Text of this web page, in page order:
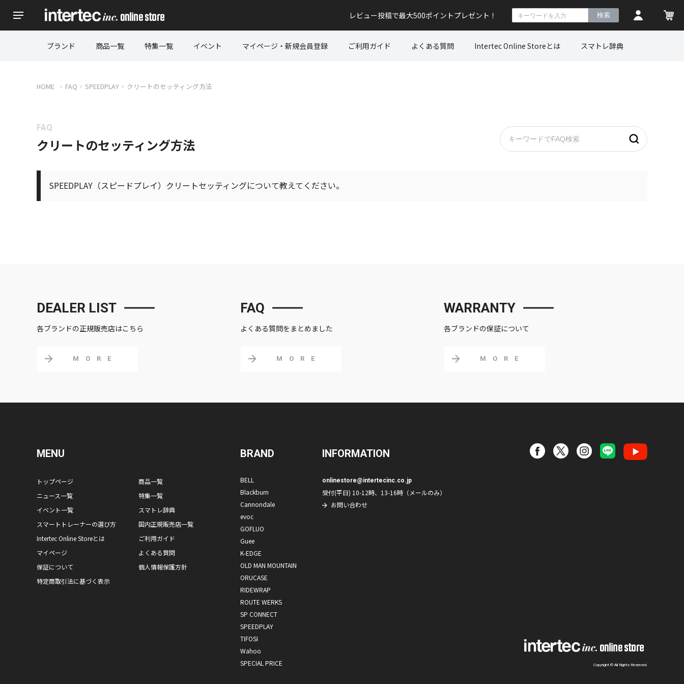
レビュー投稿で最大500ポイントプレゼント！
ブランド 商品一覧 特集一覧 イベント マイページ・新規会員登録 ご利用ガイド よくある質問 Intertec Online Storeとは スマトレ辞典
HOME FAQ SPEEDPLAY クリートのセッティング方法
FAQ
クリートのセッティング方法
SPEEDPLAY（スピードプレイ）クリートセッティングについて教えてください。
DEALER LIST
各ブランドの正規販売店はこちら
MORE
FAQ
よくある質問をまとめました
MORE
WARRANTY
各ブランドの保証について
MORE
MENU
トップページ
商品一覧
ニュース一覧
特集一覧
イベント一覧
スマトレ辞典
スマートトレーナーの選び方
国内正規販売店一覧
Intertec Online Storeとは
ご利用ガイド
マイページ
よくある質問
保証について
個人情報保護方針
特定商取引法に基づく表示
BRAND
BELL
Blackburn
Cannondale
evoc
GOFLUO
Guee
K-EDGE
OLD MAN MOUNTAIN
ORUCASE
RIDEWRAP
ROUTE WERKS
SP CONNECT
SPEEDPLAY
TIFOSI
Wahoo
SPECIAL PRICE
INFORMATION
onlinestore@intertecinc.co.jp
受付(平日) 10-12時、13-16時（メールのみ）
お問い合わせ
Copyright © All Rights Reserved.